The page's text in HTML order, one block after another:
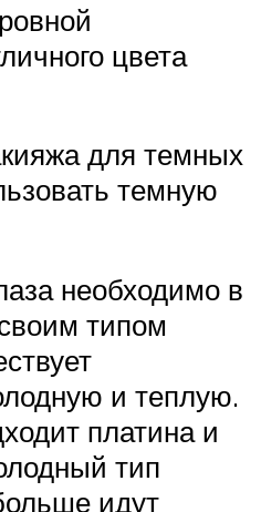
цвета
для темных
темную
необходимо в
типом
и теплую.
платина и
тип
идут